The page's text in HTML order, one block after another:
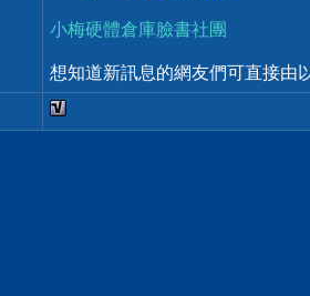
小梅硬體倉庫臉書社團
想知道新訊息的網友們可直接由